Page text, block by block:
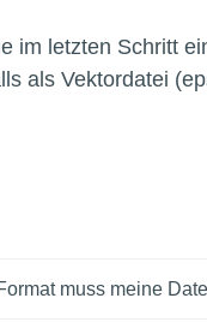
im letzten Schritt
als Vektordatei
muss meine